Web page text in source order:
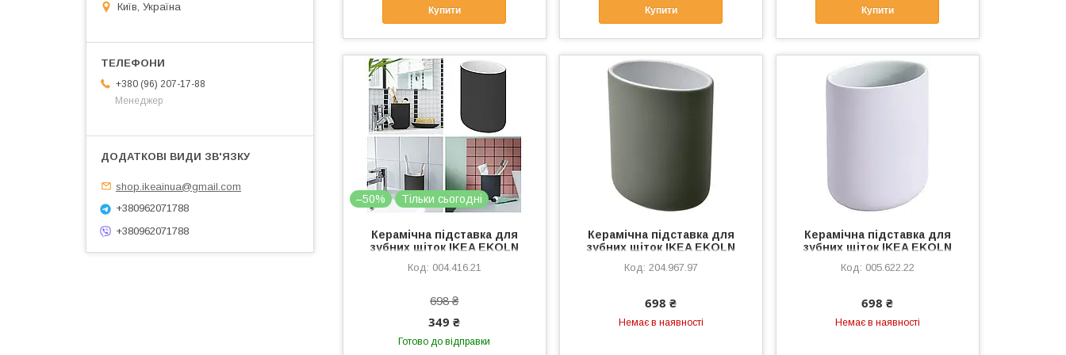
Купити Купити Купити
–50% Тільки сьогодні
Керамічна підставка для
зубних щіток IKEA EKOLN
для ванної кам'яна кераміка
004.416.21
698 ₴
349 ₴
Готово до відправки
Керамічна підставка для
зубних щіток IKEA EKOLN
ванну ІКЕА ЕКОЛЬН
204.967.97
698 ₴
Немає в наявності
Керамічна підставка для
зубних щіток IKEA EKOLN
для ванної кам'яна кераміка
005.622.22
698 ₴
Немає в наявності
Київ, Україна
+380 (96) 207-17-88
Менеджер
shop.ikeainua@gmail.com
+380962071788
+380962071788